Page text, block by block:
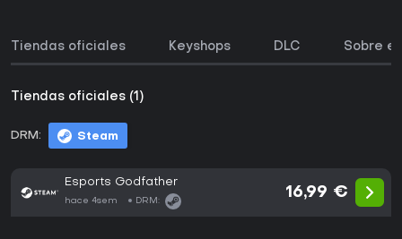
Tiendas oficiales Keyshops DLC Sobre
Tiendas oficiales (1)
DRM: Steam
Esports Godfather
hace 4sem DRM:
16,99 €